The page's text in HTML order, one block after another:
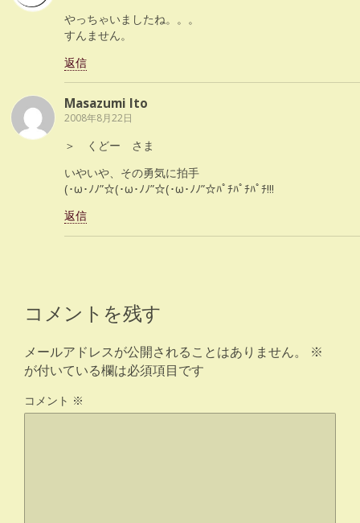
やっちゃいましたね。。。
すんません。
返信
Masazumi Ito
2008年8月22日
＞ くどー さま
いやいや、その勇気に拍手
(･ω･ﾉﾉ”☆(･ω･ﾉﾉ”☆(･ω･ﾉﾉ”☆ﾊﾟﾁﾊﾟﾁﾊﾟﾁ!!!
返信
コメントを残す
メールアドレスが公開されることはありません。
※
が付いている欄は必須項目です
コメント ※